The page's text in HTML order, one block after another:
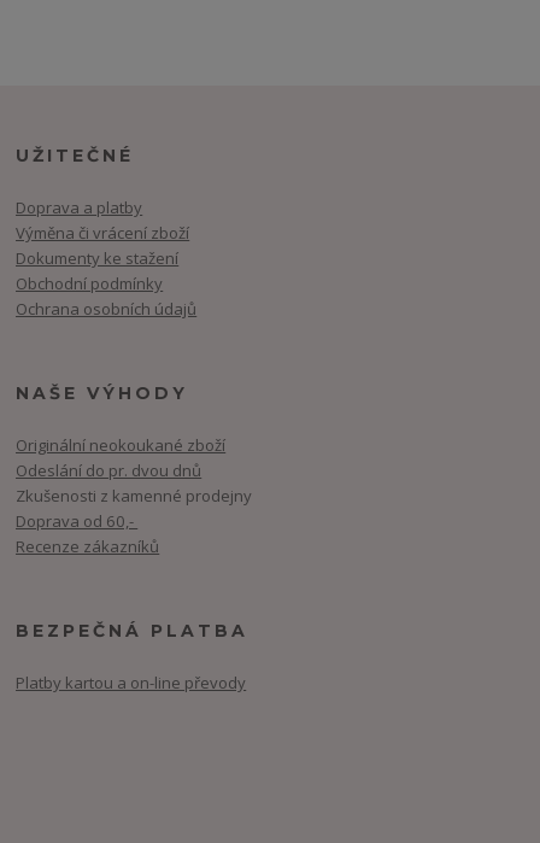
UŽITEČNÉ
Doprava a platby
Výměna či vrácení zboží
Dokumenty ke stažení
Obchodní podmínky
Ochrana osobních údajů
NAŠE VÝHODY
Originální neokoukané zboží
Odeslání do pr. dvou dnů
Zkušenosti z kamenné prodejny
Doprava od 60,-
Recenze zákazníků
BEZPEČNÁ PLATBA
Platby kartou a on-line převody